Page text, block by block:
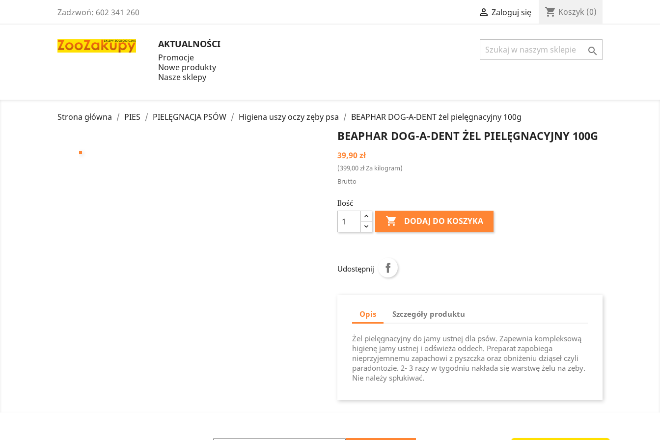
Zadzwoń: 602 341 260  Zaloguj się shopping_cart Koszyk (0)
AKTUALNOŚCI
Promocje
Nowe produkty
Nasze sklepy

Strona główna PIES PIELĘGNACJA PSÓW Higiena uszy oczy zęby psa BEAPHAR DOG-A-DENT żel pielęgnacyjny 100g
BEAPHAR DOG-A-DENT ŻEL PIELĘGNACYJNY 100G
39,90 zł
(399,00 zł Za kilogram)
Brutto
Ilość
 DODAJ DO KOSZYKA
Udostępnij
Opis Szczegóły produktu
Żel pielęgnacyjny do jamy ustnej dla psów. Zapewnia kompleksową
higienę jamy ustnej i odświeża oddech. Preparat zapobiega
nieprzyjemnemu zapachowi z pyszczka oraz obniżeniu dziąseł czyli
paradontozie. 2- 3 razy w tygodniu nakłada się warstwę żelu na zęby.
Nie należy spłukiwać.